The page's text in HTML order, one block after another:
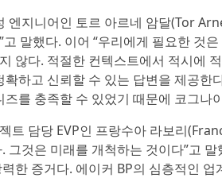
엔지니어인 토르 아르네 암달(Tor
말했다. 이어 “우리에게 필요한 것
않다. 적절한 컨텍스트에서 적시에
하고 신뢰할 수 있는 답변을 제공한
를 충족할 수 있었기 때문에 코그나
트 담당 EVP인 프랑수아 라보리
그것은 미래를 개척하는 것이다”고
한 증거다. 에이커 BP의 심층적인